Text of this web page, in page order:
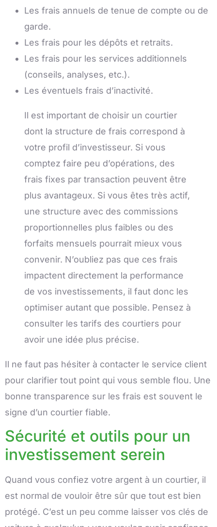
Les frais annuels de tenue de compte ou de
garde.
Les frais pour les dépôts et retraits.
Les frais pour les services additionnels
(conseils, analyses, etc.).
Les éventuels frais d’inactivité.
Il est important de choisir un courtier
dont la structure de frais correspond à
votre profil d’investisseur. Si vous
comptez faire peu d’opérations, des
frais fixes par transaction peuvent être
plus avantageux. Si vous êtes très actif,
une structure avec des commissions
proportionnelles plus faibles ou des
forfaits mensuels pourrait mieux vous
convenir. N’oubliez pas que ces frais
impactent directement la performance
de vos investissements, il faut donc les
optimiser autant que possible. Pensez à
consulter les tarifs des courtiers pour
avoir une idée plus précise.
Il ne faut pas hésiter à contacter le service client
pour clarifier tout point qui vous semble flou. Une
bonne transparence sur les frais est souvent le
signe d’un courtier fiable.
Sécurité et outils pour un
investissement serein
Quand vous confiez votre argent à un courtier, il
est normal de vouloir être sûr que tout est bien
protégé. C’est un peu comme laisser vos clés de